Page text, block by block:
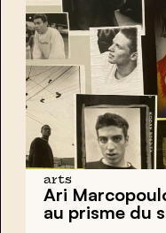
arts
Ari
au prisme du